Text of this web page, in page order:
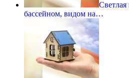
Светлая
бассейном, видом на…